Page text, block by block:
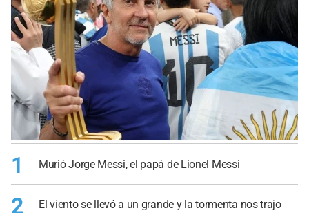
1 Murió Jorge Messi, el papá de Lionel Messi
2
El viento se llevó a un grande y la tormenta nos trajo